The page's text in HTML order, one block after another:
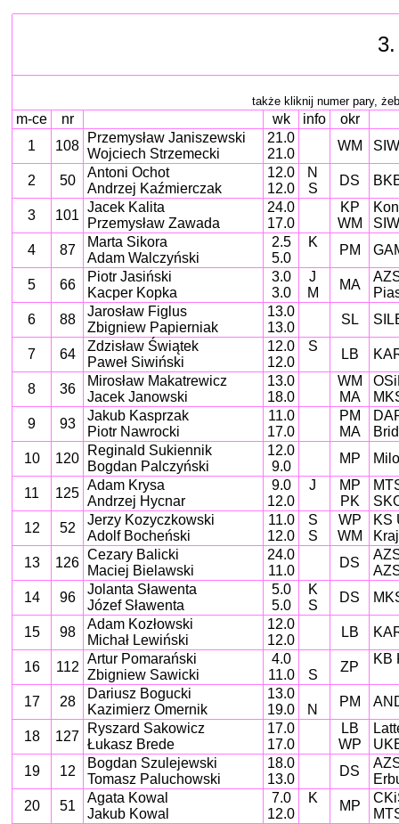
także kliknij numer pary,
m-ce nr wk info
okr
1
108
Przemysław Janiszewski
Wojciech Strzemecki
21.0
21.0
WM
2 50
Antoni Ochot
Andrzej Kaźmierczak
12.0
12.0
N
S
DS
3 101
Jacek Kalita
Przemysław Zawada
24.0
17.0
KP
WM
4
87
Marta Sikora
Adam Walczyński
2.5
5.0
K
PM
5 66
Piotr Jasiński
Kacper Kopka
3.0
3.0
J
M
MA
6
88
Jarosław Figlus
Zbigniew Papierniak
13.0
13.0
SL
7 64
Zdzisław Świątek
Paweł Siwiński
12.0
12.0
S
LB
8 36
Mirosław Makatrewicz
Jacek Janowski
13.0
18.0
WM
MA
9
93
Jakub Kasprzak
Piotr Nawrocki
11.0
17.0
PM
MA
10
120
Reginald Sukiennik
Bogdan Palczyński
12.0
9.0
MP
11 125
Adam Krysa
Andrzej Hycnar
9.0
12.0
J
MP
PK
12
52
Jerzy Kozyczkowski
Adolf Bocheński
11.0
12.0
S
S
WP
WM
KS
13
126
Cezary Balicki
Maciej Bielawski
24.0
11.0
DS
14
96
Jolanta Sławenta
Józef Sławenta
5.0
5.0
K
S
DS
15 98
Adam Kozłowski
Michał Lewiński
12.0
12.0
LB
16 112
Artur Pomarański
Zbigniew Sawicki
4.0
11.0
S
ZP
KB
17 28
Dariusz Bogucki
Kazimierz Omernik
13.0
19.0
N
PM
18 127
Ryszard Sakowicz
Łukasz Brede
17.0
17.0
LB
WP
19
12
Bogdan Szulejewski
Tomasz Paluchowski
18.0
13.0
DS
20
51
Agata Kowal
Jakub Kowal
7.0
12.0
K
MP